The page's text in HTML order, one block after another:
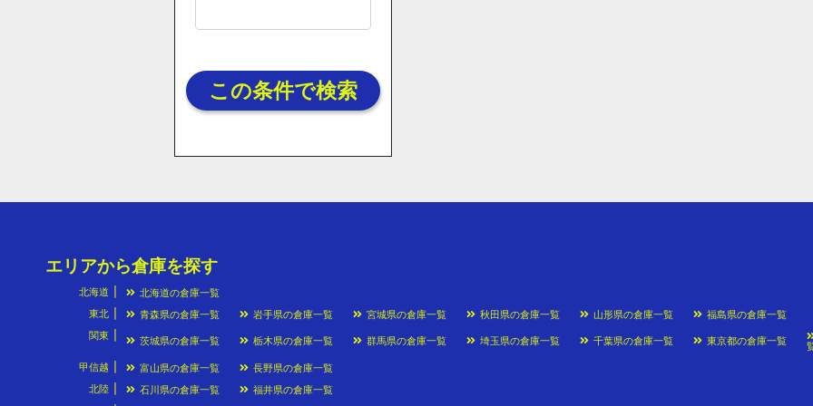
この条件で検索
エリアから倉庫を探す
北海道
北海道の倉庫一覧
東北
青森県の倉庫一覧 岩手県の倉庫一覧 宮城県の倉庫一覧 秋田県の倉庫一覧 山形県の倉庫一覧
福島県の倉庫一覧
関東
茨城県の倉庫一覧 栃木県の倉庫一覧 群馬県の倉庫一覧 埼玉県の倉庫一覧 千葉県の倉庫一覧 東京都の倉庫一覧
甲信越
富山県の倉庫一覧
長野県の倉庫一覧
北陸
石川県の倉庫一覧
福井県の倉庫一覧